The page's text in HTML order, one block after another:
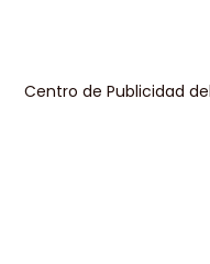
Centro de Publicidad